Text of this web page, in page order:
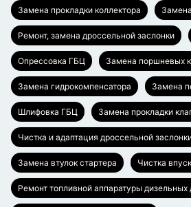
Замена прокладки коллектора
Ремонт, замена дроссельной заслонки
Опрессовка ГБЦ Замена поршневых
Замена гидрокомпенсатора Замена
Шлифовка ГБЦ Замена прокладки
Чистка и адаптация дроссельной
Замена втулок стартера Чистка
Ремонт топливной аппаратуры дизельных